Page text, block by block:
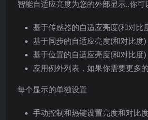
智能自适应亮度为您的外部显示..你
基于传感器的自适应亮度(和对比
基于同步的自适应亮度(和对比度
基于位置的自适应亮度(和对比度
应用例外列表，如果你需要更多
每个显示的单独设置
手动控制和热键设置亮度和对比